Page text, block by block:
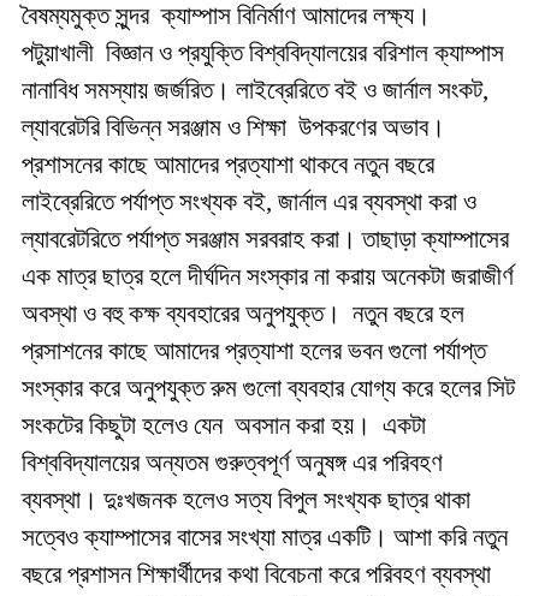
বৈষম্যমুক্ত সুন্দর ক্যাম্পাস বিনির্মাণ আমাদের লক্ষ্য।
পটুয়াখালী বিজ্ঞান ও প্রযুক্তি বিশ্ববিদ্যালয়ের বরিশাল ক্যাম্পাস
নানাবিধ সমস্যায় জর্জরিত। লাইব্রেরিতে বই ও জার্নাল সংকট,
ল্যাবরেটরি বিভিন্ন সরঞ্জাম ও শিক্ষা উপকরণের অভাব।
প্রশাসনের কাছে আমাদের প্রত্যাশা থাকবে নতুন বছরে
লাইব্রেরিতে পর্যাপ্ত সংখ্যক বই, জার্নাল এর ব্যবস্থা করা ও
ল্যাবরেটরিতে পর্যাপ্ত সরঞ্জাম সরবরাহ করা। তাছাড়া ক্যাম্পাসের
এক মাত্র ছাত্র হলে দীর্ঘদিন সংস্কার না করায় অনেকটা জরাজীর্ণ
অবস্থা ও বহু কক্ষ ব্যবহারের অনুপযুক্ত। নতুন বছরে হল
প্রসাশনের কাছে আমাদের প্রত্যাশা হলের ভবন গুলো পর্যাপ্ত
সংস্কার করে অনুপযুক্ত রুম গুলো ব্যবহার যোগ্য করে হলের সিট
সংকটের কিছুটা হলেও যেন অবসান করা হয়। একটা
বিশ্ববিদ্যালয়ের অন্যতম গুরুত্বপূর্ণ অনুষঙ্গ এর পরিবহণ
ব্যবস্থা। দুঃখজনক হলেও সত্য বিপুল সংখ্যক ছাত্র থাকা
সত্বেও ক্যাম্পাসের বাসের সংখ্যা মাত্র একটি। আশা করি নতুন
বছরে প্রশাসন শিক্ষার্থীদের কথা বিবেচনা করে পরিবহণ ব্যবস্থা